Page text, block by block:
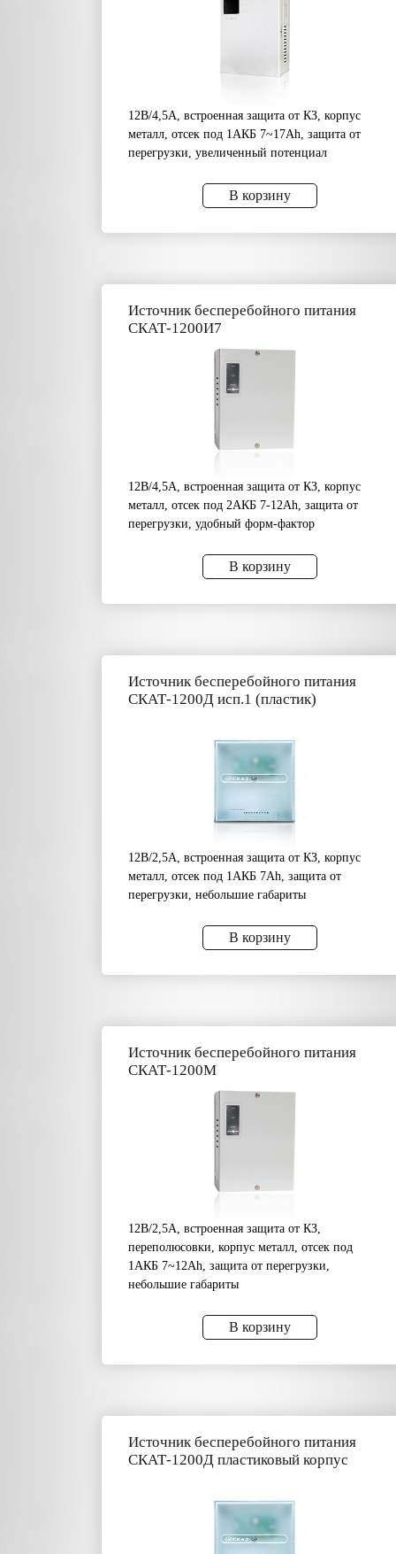
12В/4,5А, встроенная защита от КЗ, корпус
металл, отсек под 1АКБ 7~17Аh, защита от
перегрузки, увеличенный потенциал
В корзину
Источник бесперебойного питания
СКАТ-1200И7
12В/4,5А, встроенная защита от КЗ, корпус
металл, отсек под 2АКБ 7-12Аh, защита от
перегрузки, удобный форм-фактор
В корзину
Источник бесперебойного питания
СКАТ-1200Д исп.1 (пластик)
12В/2,5А, встроенная защита от КЗ, корпус
металл, отсек под 1АКБ 7Аh, защита от
перегрузки, небольшие габариты
В корзину
Источник бесперебойного питания
СКАТ-1200М
12В/2,5А, встроенная защита от КЗ,
переполюсовки, корпус металл, отсек под
1АКБ 7~12Аh, защита от перегрузки,
небольшие габариты
В корзину
Источник бесперебойного питания
СКАТ-1200Д пластиковый корпус